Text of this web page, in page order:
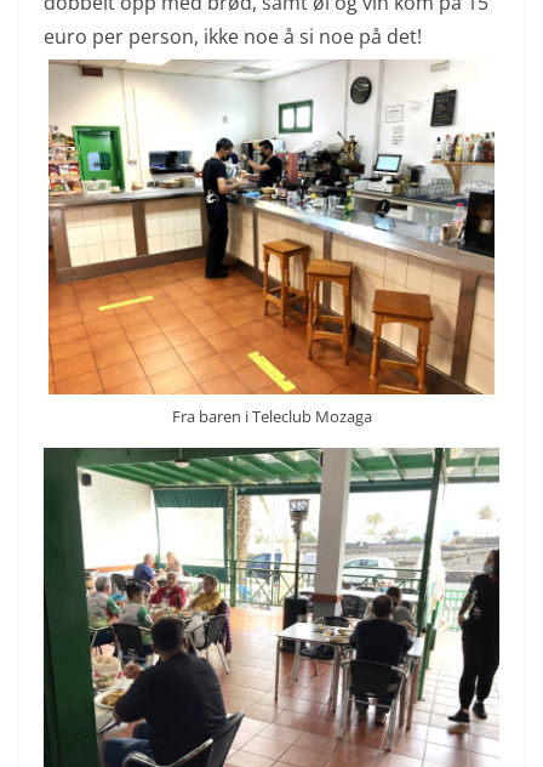
euro per person, ikke noe å si noe på det!
Fra baren i Teleclub Mozaga